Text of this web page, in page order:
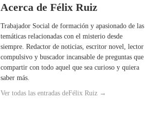
Acerca de Félix Ruiz
Trabajador Social de formación y apasionado de las
temáticas relacionadas con el misterio desde
siempre. Redactor de noticias, escritor novel, lector
compulsivo y buscador incansable de preguntas que
compartir con todo aquel que sea curioso y quiera
saber más.
Ver todas las entradas deFélix Ruiz →